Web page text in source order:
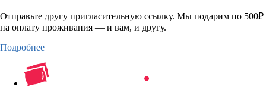
Отправьте другу пригласительную ссылку. Мы подарим по 500₽
на оплату проживания — и вам, и другу.
Подробнее